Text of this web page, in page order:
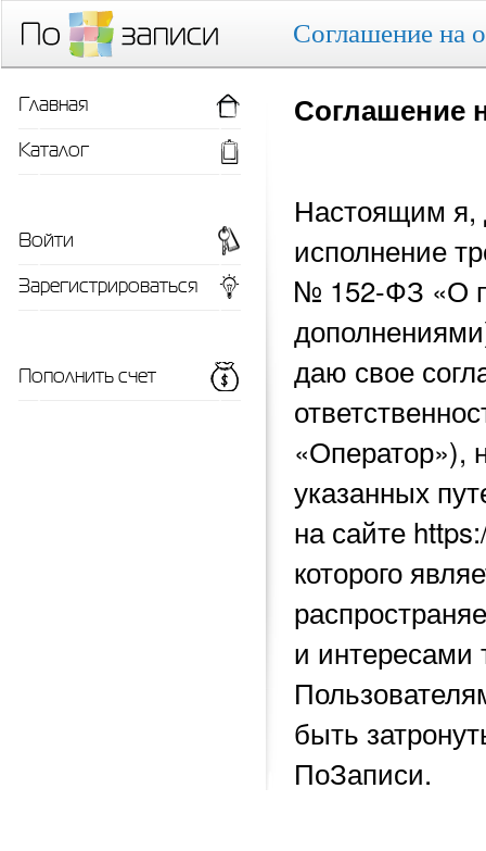
Соглашение на
Соглашение
Настоящим я,
исполнение
№ 152-ФЗ «О
даю свое
«Оператор»),
указанных
на сайте
которого
и
быть
ПоЗаписи.
Главная
Каталог
Войти
Зарегистрироваться
Пополнить счет